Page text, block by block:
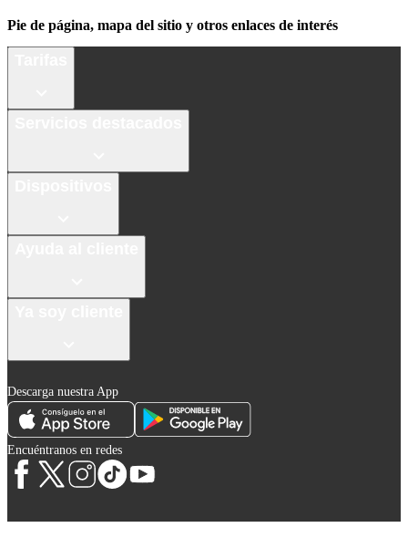
Pie de página, mapa del sitio y otros enlaces de interés
Descarga nuestra App
Encuéntranos en redes